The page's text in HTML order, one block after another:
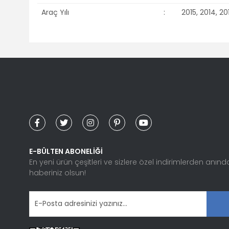
Araç Yılı
: 2015, 2014,
Görüş ve önerileriniz için teşekkür ederiz.
Ürün fiyatı diğer sitelerden daha pahalı.
E-BÜLTEN ABONELİĞİ
En yeni ürün çeşitleri ve sizlere özel indirimlerden
haberiniz olsun!